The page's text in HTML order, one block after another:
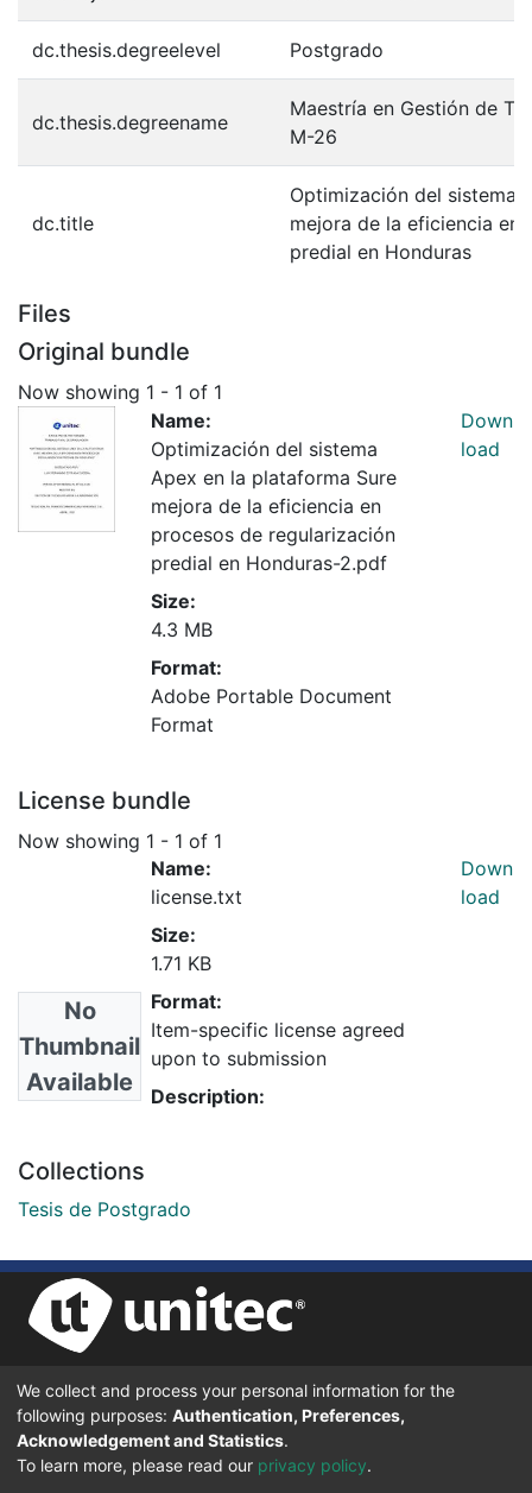
dc.thesis.degreelevel Postgrado
dc.thesis.degreename
Maestría en Gestión de
M-26
dc.title
Optimización del sistema
mejora de la eficiencia en
predial en Honduras
Files
Original bundle
Now showing 1 - 1 of 1
Name:
Optimización del sistema
Apex en la plataforma Sure
mejora de la eficiencia en
procesos de regularización
predial en Honduras-2.pdf
Size:
4.3 MB
Format:
Adobe Portable Document
Format
Down
load
License bundle
Now showing 1 - 1 of 1
No
Thumbnail
Available
Name:
license.txt
Size:
1.71 KB
Format:
Item-specific license agreed
upon to submission
Description:
Down
load
Collections
Tesis de Postgrado
UNIVERSIDAD TECNOLÓGICA CENTROAMERICANA UNITEC
BOULEVARD KENNEDY, V-782, FRENTE A RESIDENCIAL HONDURAS.
TEGUCIGALPA, FRANCISCO MORAZÁN, 11101
© 2024 Todos los Derechos Reservados.
We collect and process your personal information for the
following purposes: Authentication, Preferences,
Acknowledgement and Statistics.
To learn more, please read our privacy policy.